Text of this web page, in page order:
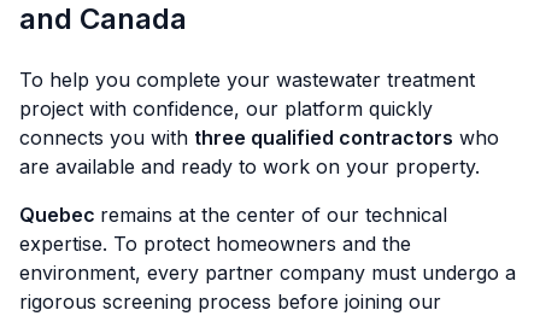
and Canada
To help you complete your wastewater treatment
project with confidence, our platform quickly
connects you with three qualified contractors who
are available and ready to work on your property.
Quebec remains at the center of our technical
expertise. To protect homeowners and the
environment, every partner company must undergo a
rigorous screening process before joining our